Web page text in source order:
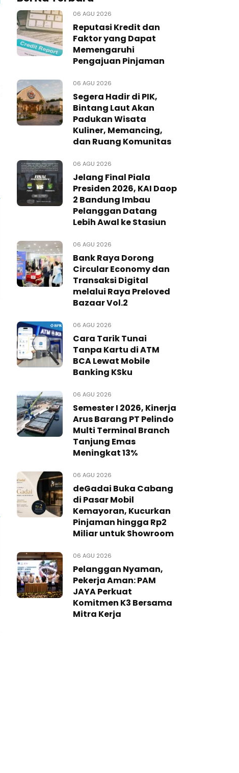
06 AGU 2026
Reputasi Kredit dan
Faktor yang Dapat
Memengaruhi
Pengajuan Pinjaman
06 AGU 2026
Segera Hadir di PIK,
Bintang Laut Akan
Padukan Wisata
Kuliner, Memancing,
dan Ruang Komunitas
06 AGU 2026
Jelang Final Piala
Presiden 2026, KAI Daop
2 Bandung Imbau
Pelanggan Datang
Lebih Awal ke Stasiun
06 AGU 2026
Bank Raya Dorong
Circular Economy dan
Transaksi Digital
melalui Raya Preloved
Bazaar Vol.2
06 AGU 2026
Cara Tarik Tunai
Tanpa Kartu di ATM
BCA Lewat Mobile
Banking KSku
06 AGU 2026
Semester I 2026, Kinerja
Arus Barang PT Pelindo
Multi Terminal Branch
Tanjung Emas
Meningkat 13%
06 AGU 2026
deGadai Buka Cabang
di Pasar Mobil
Kemayoran, Kucurkan
Pinjaman hingga Rp2
Miliar untuk Showroom
06 AGU 2026
Pelanggan Nyaman,
Pekerja Aman: PAM
JAYA Perkuat
Komitmen K3 Bersama
Mitra Kerja